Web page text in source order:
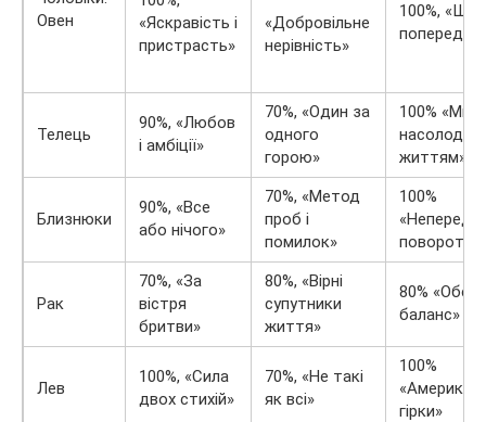
Овен
«Яскравість і
пристрасть»
«Добровільне
нерівність»
100%,
Телець
90%, «Любов
і амбіції»
70%, «Один за
одного
горою»
100%
життям»
Близнюки
90%, «Все
або нічого»
70%, «Метод
проб і
помилок»
100%
повороти»
Рак
70%, «За
вістря
бритви»
80%, «Вірні
супутники
життя»
80%
баланс»
Лев
100%, «Сила
двох стихій»
70%, «Не такі
як всі»
100%
гірки»